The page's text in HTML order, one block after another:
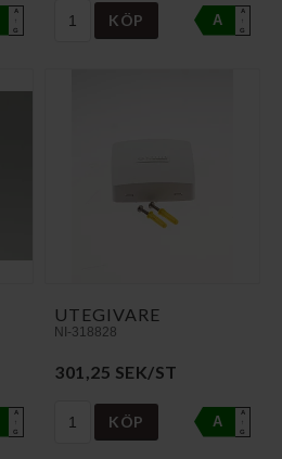
A
↑
G
KÖP A
A
↑
G
A
↑
G
UTEGIVARE
NI-318828
301,25 SEK/ST
KÖP A
A
↑
G